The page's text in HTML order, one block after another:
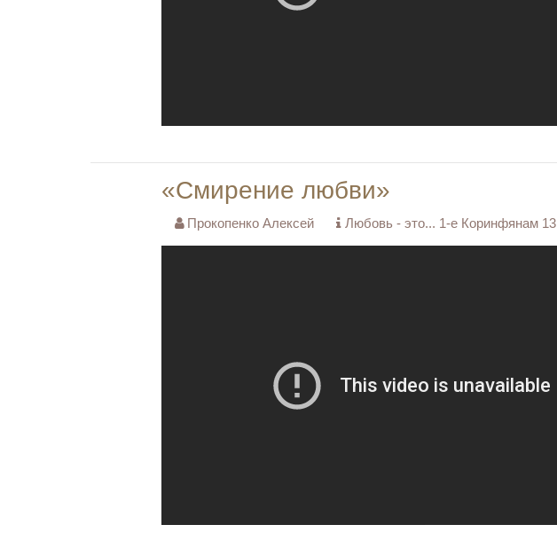
«Смирение любви»
Прокопенко Алексей Любовь - это... 1-е Коринфянам 13